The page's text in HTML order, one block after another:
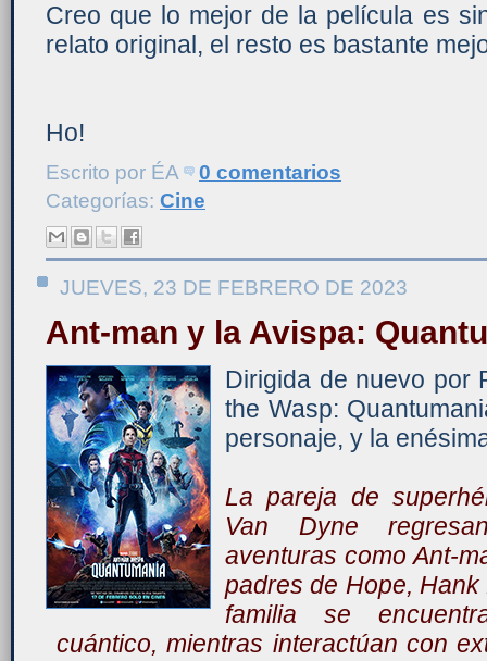
Creo que lo mejor de la película es
relato original, el resto es bastante
Ho!
Escrito por ÉA
0 comentarios
Categorías: Cine
JUEVES, 23 DE FEBRERO DE 2023
Ant-man y la Avispa:
Dirigida de nuevo por
the Wasp:
personaje, y la
La pareja de
Van Dyne
aventuras como Ant-
padres de Hope,
familia se
cuántico, mientras interactúan con